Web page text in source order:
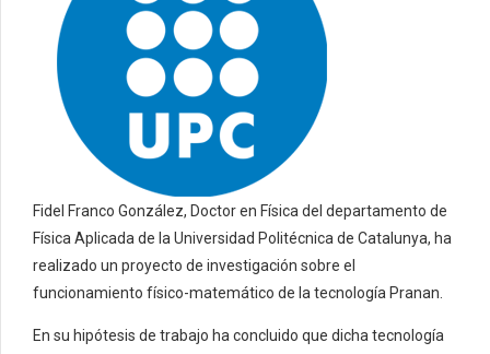
Fidel Franco González, Doctor en Física del departamento de
Física Aplicada de la Universidad Politécnica de Catalunya, ha
realizado un proyecto de investigación sobre el
funcionamiento físico-matemático de la tecnología Pranan.
En su hipótesis de trabajo ha concluido que dicha tecnología